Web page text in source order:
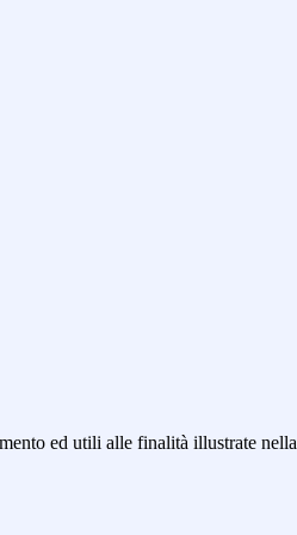
ed utili alle finalità illustrate nella